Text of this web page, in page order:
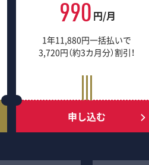
990 円/月
1年11,880円一括払いで
3,720円（約3カ月分）割引！
申し込む